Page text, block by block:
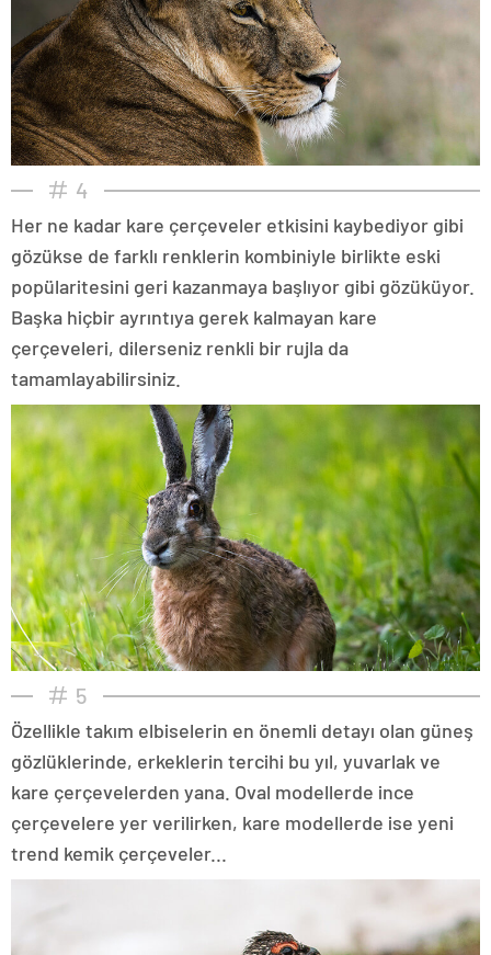
4
Her ne kadar kare çerçeveler etkisini kaybediyor gibi
gözükse de farklı renklerin kombiniyle birlikte eski
popülaritesini geri kazanmaya başlıyor gibi gözüküyor.
Başka hiçbir ayrıntıya gerek kalmayan kare
çerçeveleri, dilerseniz renkli bir rujla da
tamamlayabilirsiniz.
5
Özellikle takım elbiselerin en önemli detayı olan güneş
gözlüklerinde, erkeklerin tercihi bu yıl, yuvarlak ve
kare çerçevelerden yana. Oval modellerde ince
çerçevelere yer verilirken, kare modellerde ise yeni
trend kemik çerçeveler...